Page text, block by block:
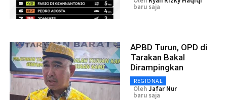
baru saja
APBD Turun, OPD di
Tarakan Bakal
Dirampingkan
REGIONAL
OlehJafar Nur
baru saja